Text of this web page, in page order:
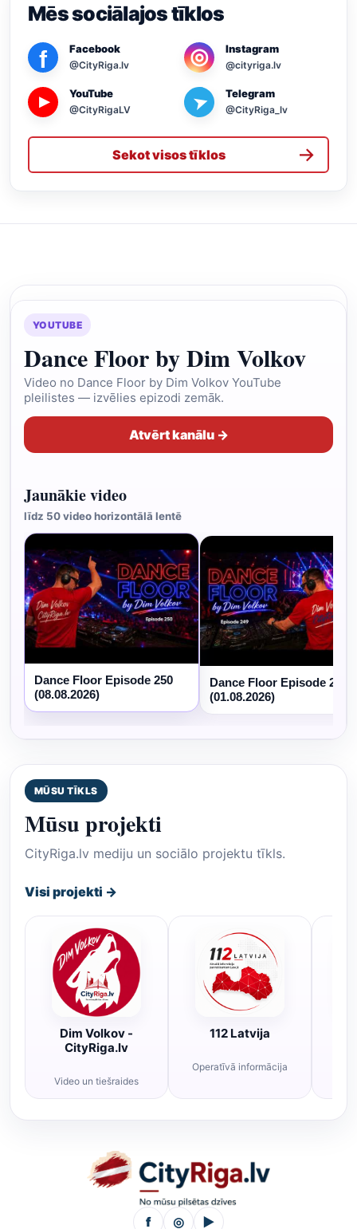
Mēs sociālajos tīklos
f Facebook
@CityRiga.lv ◎ Instagram
@cityriga.lv
▶
YouTube
@CityRigaLV ➤ Telegram
@CityRiga_lv
Sekot visos tīklos →
YOUTUBE
Dance Floor by Dim Volkov
Video no Dance Floor by Dim Volkov YouTube
pleilistes — izvēlies epizodi zemāk.
Atvērt kanālu →
Jaunākie video
līdz 50 video horizontālā lentē
Dance Floor Episode 250
(08.08.2026)
Dance Floor Episode 249
(01.08.2026)
MŪSU TĪKLS
Mūsu projekti
CityRiga.lv mediju un sociālo projektu tīkls.
Visi projekti →
Dim Volkov -
CityRiga.lv
Video un tiešraides
112 Latvija
Operatīvā informācija
f ◎ ▶